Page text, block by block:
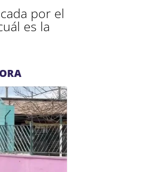
por el
es la